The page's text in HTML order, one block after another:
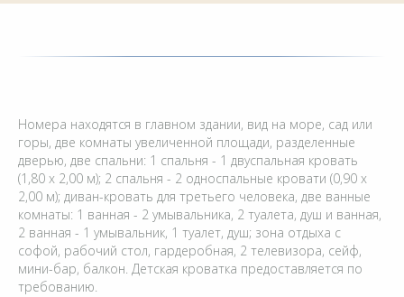
Номера находятся в главном здании, вид на море, сад или
горы, две комнаты увеличенной площади, разделенные
дверью, две спальни: 1 спальня - 1 двуспальная кровать
(1,80 x 2,00 м); 2 спальня - 2 односпальные кровати (0,90 x
2,00 м); диван-кровать для третьего человека, две ванные
комнаты: 1 ванная - 2 умывальника, 2 туалета, душ и ванная,
2 ванная - 1 умывальник, 1 туалет, душ; зона отдыха с
софой, рабочий стол, гардеробная, 2 телевизора, сейф,
мини-бар, балкон. Детская кроватка предоставляется по
требованию.